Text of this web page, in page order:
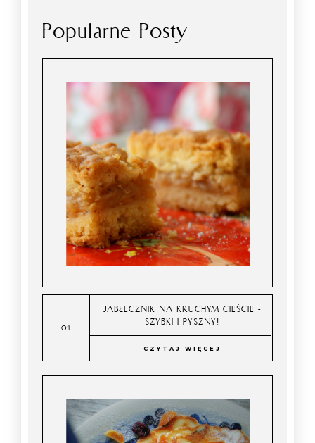
Popularne Posty
JABŁECZNIK NA KRUCHYM CIEŚCIE -
SZYBKI I PYSZNY!
CZYTAJ WIĘCEJ